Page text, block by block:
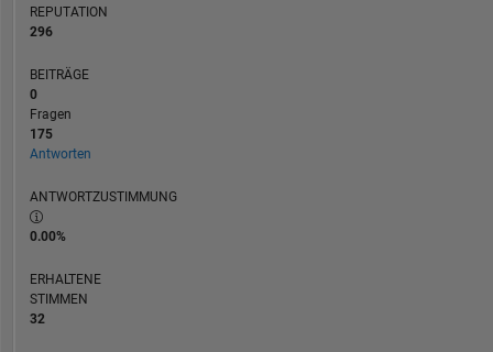
in
no
reflect
that
of
MathWorks.
REPUTATION
296
BEITRÄGE
0
Fragen
175
Antworten
ANTWORTZUSTIMMUNG
0.00%
ERHALTENE
STIMMEN
32